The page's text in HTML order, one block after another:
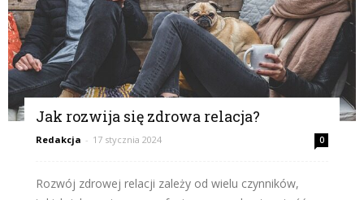
Jak rozwija się zdrowa relacja?
Redakcja - 17 stycznia 2024 0
Rozwój zdrowej relacji zależy od wielu czynników,